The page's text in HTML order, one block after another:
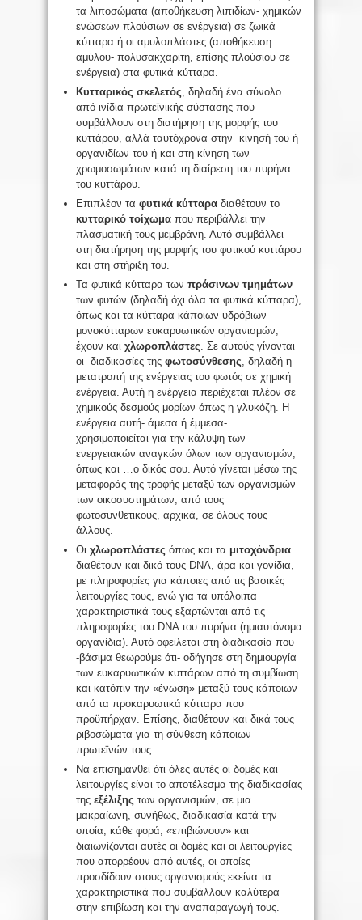
τα λιποσώματα (αποθήκευση λιπιδίων- χημικών
ενώσεων πλούσιων σε ενέργεια) σε ζωικά
κύτταρα ή οι αμυλοπλάστες (αποθήκευση
αμύλου- πολυσακχαρίτη, επίσης πλούσιου σε
ενέργεια) στα φυτικά κύτταρα.
Κυτταρικός σκελετός, δηλαδή ένα σύνολο
από ινίδια πρωτεϊνικής σύστασης που
συμβάλλουν στη διατήρηση της μορφής του
κυττάρου, αλλά ταυτόχρονα στην κίνησή του ή
οργανιδίων του ή και στη κίνηση των
χρωμοσωμάτων κατά τη διαίρεση του πυρήνα
του κυττάρου.
Επιπλέον τα φυτικά κύτταρα διαθέτουν το
κυτταρικό τοίχωμα που περιβάλλει την
πλασματική τους μεμβράνη. Αυτό συμβάλλει
στη διατήρηση της μορφής του φυτικού κυττάρου
και στη στήριξη του.
Τα φυτικά κύτταρα των πράσινων τμημάτων
των φυτών (δηλαδή όχι όλα τα φυτικά κύτταρα),
όπως και τα κύτταρα κάποιων υδρόβιων
μονοκύτταρων ευκαρυωτικών οργανισμών,
έχουν και χλωροπλάστες. Σε αυτούς γίνονται
οι διαδικασίες της φωτοσύνθεσης, δηλαδή η
μετατροπή της ενέργειας του φωτός σε χημική
ενέργεια. Αυτή η ενέργεια περιέχεται πλέον σε
χημικούς δεσμούς μορίων όπως η γλυκόζη. Η
ενέργεια αυτή- άμεσα ή έμμεσα-
χρησιμοποιείται για την κάλυψη των
ενεργειακών αναγκών όλων των οργανισμών,
όπως και …ο δικός σου. Αυτό γίνεται μέσω της
μεταφοράς της τροφής μεταξύ των οργανισμών
των οικοσυστημάτων, από τους
φωτοσυνθετικούς, αρχικά, σε όλους τους
άλλους.
Οι χλωροπλάστες όπως και τα μιτοχόνδρια
διαθέτουν και δικό τους DNA, άρα και γονίδια,
με πληροφορίες για κάποιες από τις βασικές
λειτουργίες τους, ενώ για τα υπόλοιπα
χαρακτηριστικά τους εξαρτώνται από τις
πληροφορίες του DNA του πυρήνα (ημιαυτόνομα
οργανίδια). Αυτό οφείλεται στη διαδικασία που
-βάσιμα θεωρούμε ότι- οδήγησε στη δημιουργία
των ευκαρυωτικών κυττάρων από τη συμβίωση
και κατόπιν την «ένωση» μεταξύ τους κάποιων
από τα προκαρυωτικά κύτταρα που
προϋπήρχαν. Επίσης, διαθέτουν και δικά τους
ριβοσώματα για τη σύνθεση κάποιων
πρωτεϊνών τους.
Να επισημανθεί ότι όλες αυτές οι δομές και
λειτουργίες είναι το αποτέλεσμα της διαδικασίας
της εξέλιξης των οργανισμών, σε μια
μακραίωνη, συνήθως, διαδικασία κατά την
οποία, κάθε φορά, «επιβιώνουν» και
διαιωνίζονται αυτές οι δομές και οι λειτουργίες
που απορρέουν από αυτές, οι οποίες
προσδίδουν στους οργανισμούς εκείνα τα
χαρακτηριστικά που συμβάλλουν καλύτερα
στην επιβίωση και την αναπαραγωγή τους.